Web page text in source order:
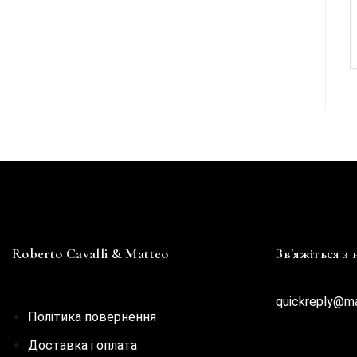
Roberto Cavalli & Matteo
Політика повернення
Доставка і оплата
Зв'яжіться з